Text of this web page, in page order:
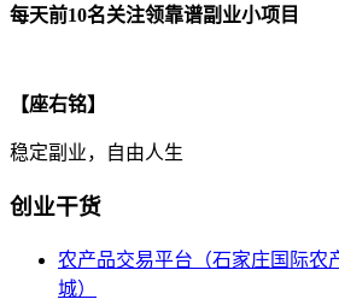
每天前10名关注领靠谱副业小项目
【座右铭】
稳定副业，自由人生
创业干货
农产品交易平台（石家庄国际农
城）